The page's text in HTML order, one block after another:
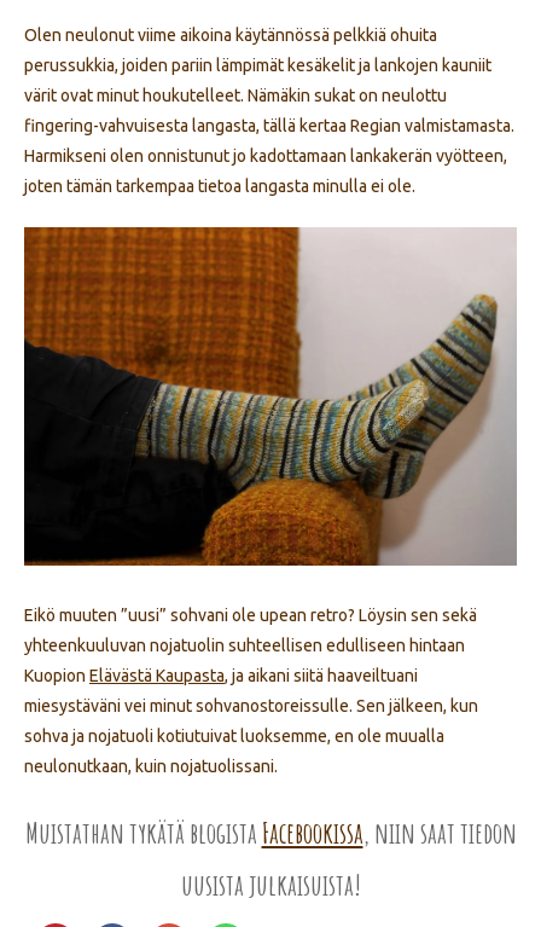
Olen neulonut viime aikoina käytännössä pelkkiä ohuita
perussukkia, joiden pariin lämpimät kesäkelit ja lankojen kauniit
värit ovat minut houkutelleet. Nämäkin sukat on neulottu
fingering-vahvuisesta langasta, tällä kertaa Regian valmistamasta.
Harmikseni olen onnistunut jo kadottamaan lankakerän vyötteen,
joten tämän tarkempaa tietoa langasta minulla ei ole.
Eikö muuten ”uusi” sohvani ole upean retro? Löysin sen sekä
yhteenkuuluvan nojatuolin suhteellisen edulliseen hintaan
Kuopion Elävästä Kaupasta, ja aikani siitä haaveiltuani
miesystäväni vei minut sohvanostoreissulle. Sen jälkeen, kun
sohva ja nojatuoli kotiutuivat luoksemme, en ole muualla
neulonutkaan, kuin nojatuolissani.
Muistathan tykätä blogista Facebookissa, niin saat tiedon
uusista julkaisuista!